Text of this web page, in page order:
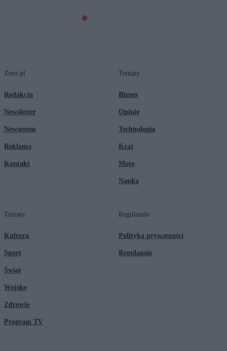
Zero.pl
Redakcja
Newsletter
Newsroom
Reklama
Kontakt
Tematy
Biznes
Opinie
Technologia
Kraj
Moto
Nauka
Tematy
Kultura
Sport
Świat
Wojsko
Zdrowie
Program TV
Regulamin
Polityka prywatności
Regulamin